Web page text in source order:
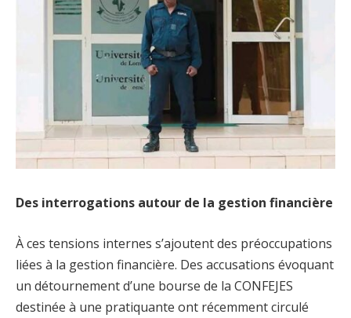
Des interrogations autour de la gestion financière
À ces tensions internes s’ajoutent des préoccupations
liées à la gestion financière. Des accusations évoquant
un détournement d’une bourse de la CONFEJES
destinée à une pratiquante ont récemment circulé